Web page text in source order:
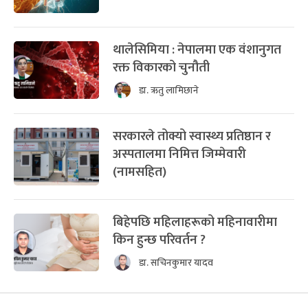
थालेसिमिया : नेपालमा एक वंशानुगत
रक्त विकारको चुनौती
डा. ऋतु लामिछाने
सरकारले तोक्यो स्वास्थ्य प्रतिष्ठान र
अस्पतालमा निमित्त जिम्मेवारी
(नामसहित)
बिहेपछि महिलाहरूको महिनावारीमा
किन हुन्छ परिवर्तन ?
डा. सचिनकुमार यादव